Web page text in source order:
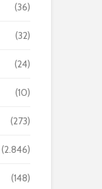
(36)
(32)
(24)
(10)
(273)
(2.846)
(148)